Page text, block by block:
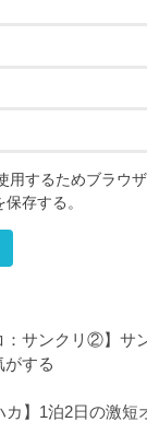
用するためブラウ
存する。
：サンクリ②】サ
がする
カ】1泊2日の激短